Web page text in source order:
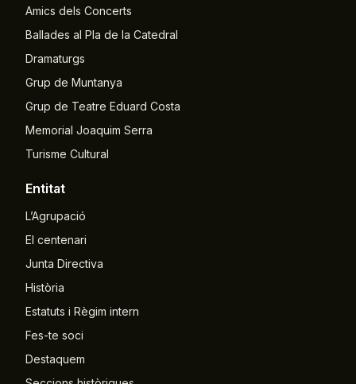
Amics dels Concerts
Ballades al Pla de la Catedral
Dramaturgs
Grup de Muntanya
Grup de Teatre Eduard Costa
Memorial Joaquim Serra
Turisme Cultural
Entitat
L’Agrupació
El centenari
Junta Directiva
Història
Estatuts i Règim intern
Fes-te soci
Destaquem